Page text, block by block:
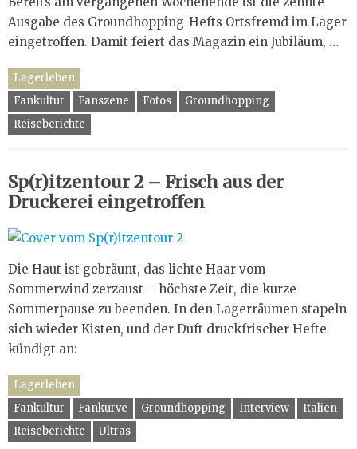
Ausgabe des Groundhopping-Hefts Ortsfremd im Lager
eingetroffen. Damit feiert das Magazin ein Jubiläum, …
Lagerleben
Fankultur
Fanszene Fotos
Groundhopping
Reiseberichte
Sp(r)itzentour 2 – Frisch aus der
Druckerei eingetroffen
Die Haut ist gebräunt, das lichte Haar vom
Sommerwind zerzaust – höchste Zeit, die kurze
Sommerpause zu beenden. In den Lagerräumen stapeln
sich wieder Kisten, und der Duft druckfrischer Hefte
kündigt an:
Lagerleben
Fankultur
Fankurve Groundhopping Interview
Italien
Reiseberichte
Ultras